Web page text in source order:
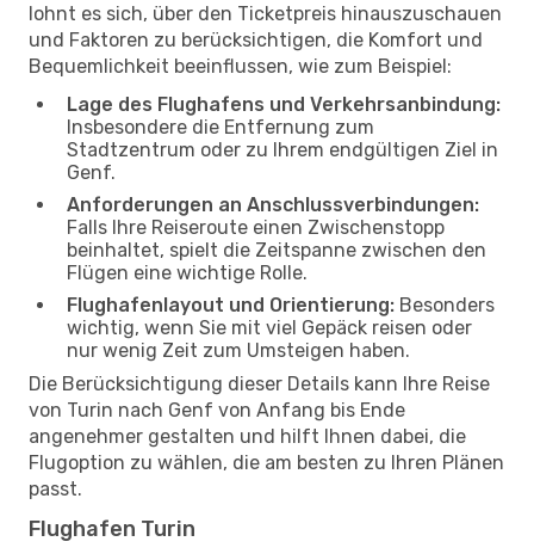
lohnt es sich, über den Ticketpreis hinauszuschauen
und Faktoren zu berücksichtigen, die Komfort und
Bequemlichkeit beeinflussen, wie zum Beispiel:
Lage des Flughafens und Verkehrsanbindung:
Insbesondere die Entfernung zum
Stadtzentrum oder zu Ihrem endgültigen Ziel in
Genf.
Anforderungen an Anschlussverbindungen:
Falls Ihre Reiseroute einen Zwischenstopp
beinhaltet, spielt die Zeitspanne zwischen den
Flügen eine wichtige Rolle.
Flughafenlayout und Orientierung: Besonders
wichtig, wenn Sie mit viel Gepäck reisen oder
nur wenig Zeit zum Umsteigen haben.
Die Berücksichtigung dieser Details kann Ihre Reise
von Turin nach Genf von Anfang bis Ende
angenehmer gestalten und hilft Ihnen dabei, die
Flugoption zu wählen, die am besten zu Ihren Plänen
passt.
Flughafen Turin